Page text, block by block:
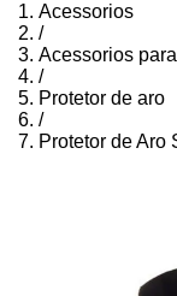
Acessorios
/
Acessorios
/
Protetor de aro
/
Protetor de Aro